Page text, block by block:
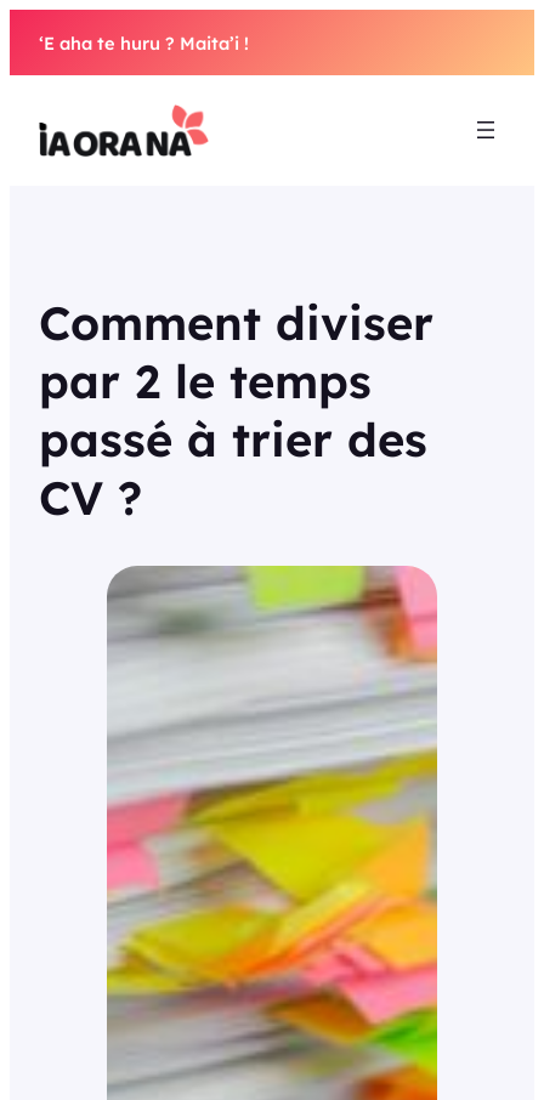
‘E aha te huru ? Maita’i !
Comment diviser
par 2 le temps
passé à trier des
CV ?